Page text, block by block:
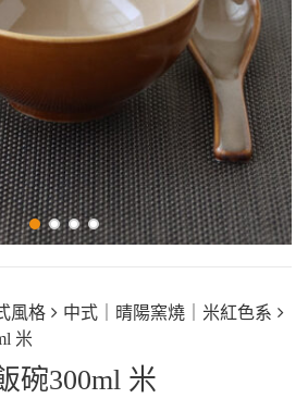
風格
中式｜晴陽窯燒｜米紅色系
米
碗300ml 米